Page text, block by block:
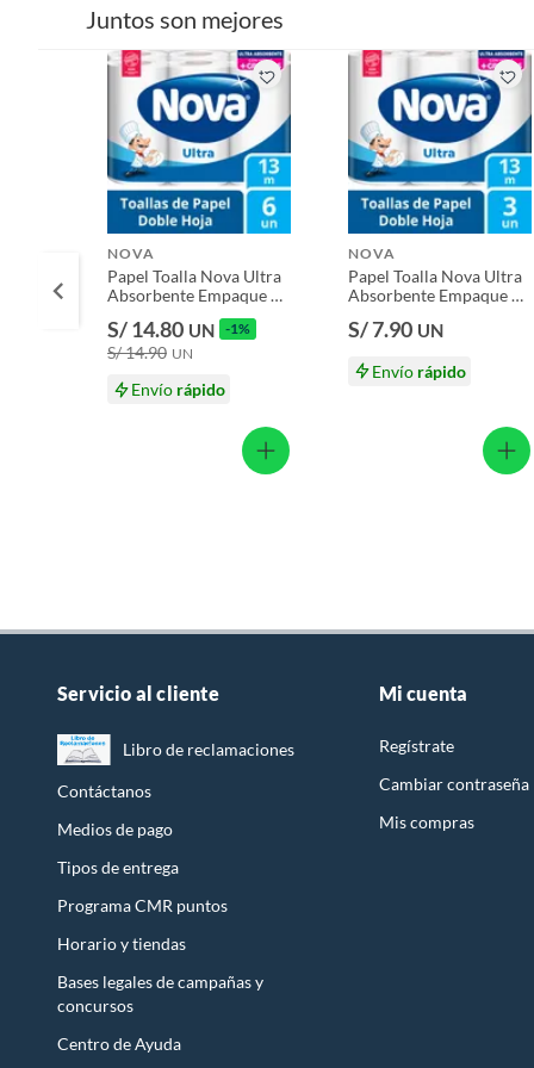
Productos que hayan sido previamente instalados.
Motocicletas y bicicletas motorizadas.
Licores y cigarros electrónicos.
Juntos son mejores
NOVA
Papel Toalla Nova Ultra
Absorbente Empaque 6
S/ 14.80 UN -1%
S/ 14.90 UN
Envío rápido
NOVA
Papel Toalla Nova Ultra
Absorbente Empaque 3
S/ 7.90 UN
Envío rápido
Servicio al cliente
Libro de reclamaciones
Contáctanos
Medios de pago
Tipos de entrega
Programa CMR puntos
Horario y tiendas
Bases legales de campañas y
concursos
Centro de Ayuda
Mi cuenta
Regístrate
Cambiar contraseña
Mis compras